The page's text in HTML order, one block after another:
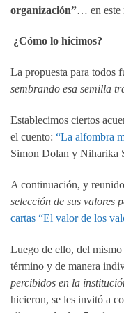
organización”… en este
¿Cómo lo hicimos?
La propuesta para todos
sembrando esa semilla
Establecimos ciertos
el cuento: “La alfombra
Simon Dolan y Niharika
A continuación, y
selección de sus valores
cartas “El valor de los
Luego de ello, del
término y de manera
percibidos en la
hicieron, se les invitó a